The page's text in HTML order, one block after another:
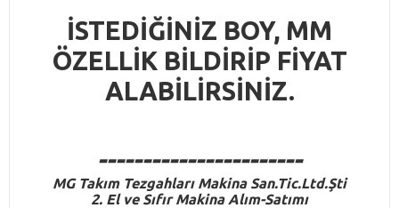
İSTEDİĞİNİZ BOY, MM
ÖZELLİK BİLDİRİP FİYAT
ALABİLİRSİNİZ.
-----------------------
MGTakım Tezgahları Makina San.Tic.Ltd.Şti
2. El ve Sıfır Makina Alım-Satımı